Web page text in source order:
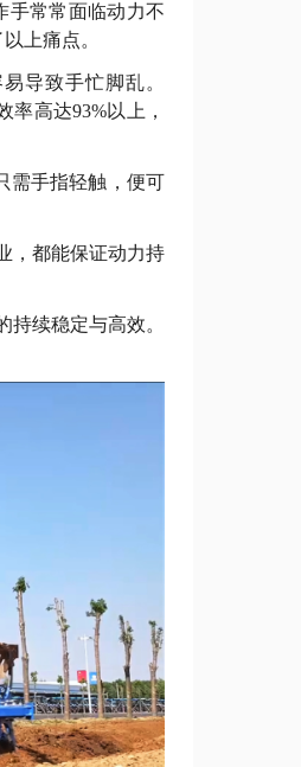
手常常面临动力不
上痛点。
导致手忙脚乱。
高达93%以上，
需手指轻触，便可
，都能保证动力持
续稳定与高效。